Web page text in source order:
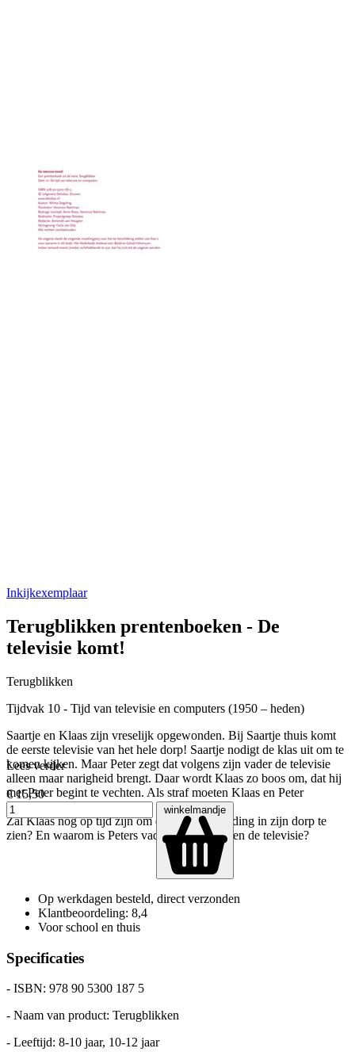
Inkijkexemplaar
Terugblikken prentenboeken - De
televisie komt!
Terugblikken
Tijdvak 10 - Tijd van televisie en computers (1950 – heden)
Saartje en Klaas zijn vreselijk opgewonden. Bij Saartje thuis komt
de eerste televisie van het hele dorp! Saartje nodigt de klas uit om te
komen kijken. Maar Peter zegt dat volgens zijn vader de televisie
alleen maar narigheid brengt. Daar wordt Klaas zo boos om, dat hij
met Peter begint te vechten. Als straf moeten Klaas en Peter
nablijven.
Zal Klaas nog op tijd zijn om de eerste uitzending in zijn dorp te
zien? En waarom is Peters vader eigenlijk tegen de televisie?
Lees verder
€ 15,50
winkelmandje
Op werkdagen besteld, direct verzonden
Klantbeoordeling: 8,4
Voor school en thuis
Specificaties
- ISBN: 978 90 5300 187 5
- Naam van product: Terugblikken
- Leeftijd: 8-10 jaar, 10-12 jaar